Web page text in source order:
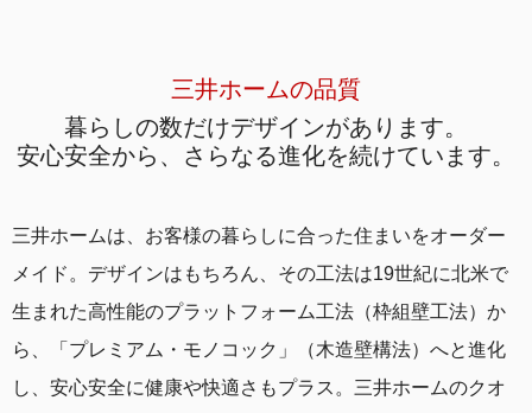
三井ホームの品質
暮らしの数だけデザインがあります。
安心安全から、さらなる進化を続けています。
三井ホームは、お客様の暮らしに合った住まいをオーダー
メイド。デザインはもちろん、その工法は19世紀に北米で
生まれた高性能のプラットフォーム工法（枠組壁工法）か
ら、「プレミアム・モノコック」（木造壁構法）へと進化
し、安心安全に健康や快適さもプラス。三井ホームのクオ